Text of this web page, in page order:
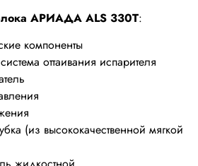
АРИАДА ALS 330T:
компоненты
оттаивания испарителя
(из высококачественной мягкой